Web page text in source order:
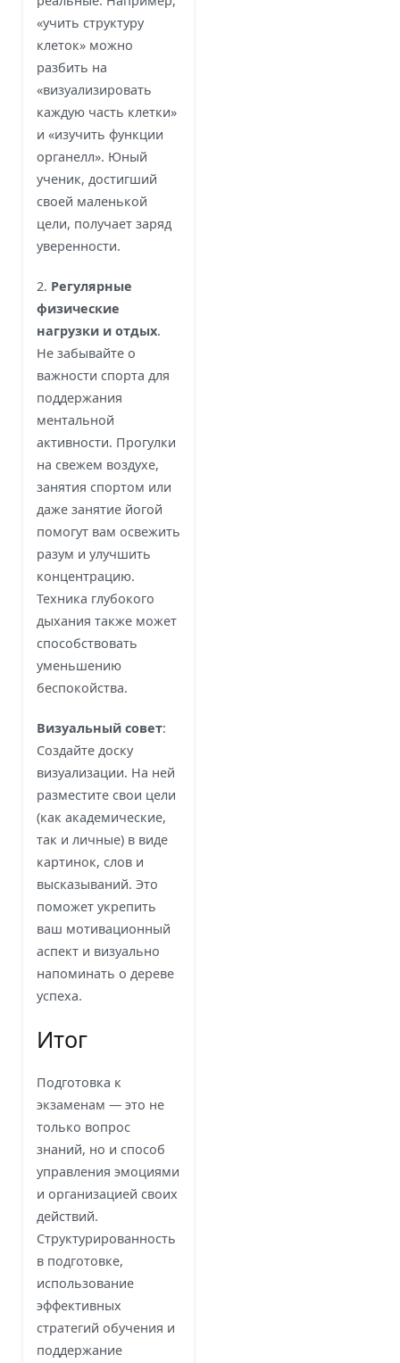
«учить структуру
клеток» можно
разбить на
«визуализировать
каждую часть клетки»
и «изучить функции
органелл». Юный
ученик, достигший
своей маленькой
цели, получает заряд
уверенности.
2. Регулярные
физические
нагрузки и отдых.
Не забывайте о
важности спорта для
поддержания
ментальной
активности. Прогулки
на свежем воздухе,
занятия спортом или
даже занятие йогой
помогут вам освежить
разум и улучшить
концентрацию.
Техника глубокого
дыхания также может
способствовать
уменьшению
беспокойства.
Визуальный совет:
Создайте доску
визуализации. На ней
разместите свои цели
(как академические,
так и личные) в виде
картинок, слов и
высказываний. Это
поможет укрепить
ваш мотивационный
аспект и визуально
напоминать о дереве
успеха.
Итог
Подготовка к
экзаменам — это не
только вопрос
знаний, но и способ
управления эмоциями
и организацией своих
действий.
Структурированность
в подготовке,
использование
эффективных
стратегий обучения и
поддержание